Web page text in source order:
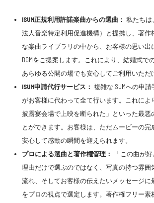
ISUM正規利用許諾楽曲からの選曲： 私たちは
法人音楽特定利用促進機構）と提携し、著作
な楽曲ライブラリの中から、お客様の思い出
BGMをご提案します。これにより、結婚式で
あらゆる公開の場でも安心してご利用いただ
ISUM申請代行サービス： 複雑なISUMへの申請
がお客様に代わって全て行います。これによ
披露宴会場で上映を断られた」といった最悪
とができます。お客様は、ただムービーの完
安心して感動の瞬間を迎えられます。
プロによる選曲と著作権管理：
「この曲が
理由だけで選ぶのではなく、写真の持つ雰囲
流れ、そしてお客様の伝えたいメッセージに
をプロの視点で選定します。著作権フリー素